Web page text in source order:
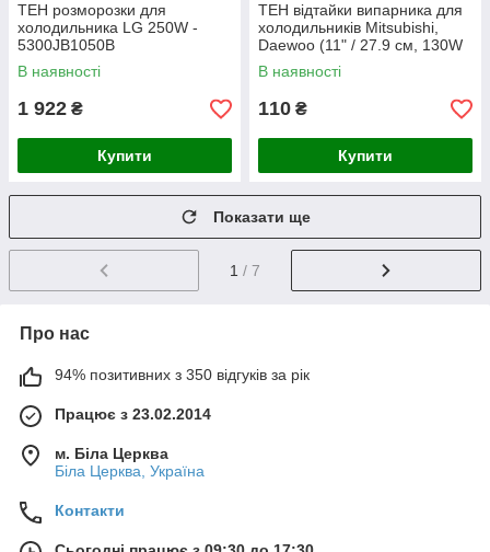
ТЕН розморозки для
холодильника LG 250W -
5300JB1050B
В наявності
1 922 ₴
Купити
ТЕН відтайки випарника для
холодильників Mitsubishi,
Daewoo (11" / 27.9 см, 130W
220V), скляний
В наявності
110 ₴
Купити
Показати ще
1 / 7
Про нас
94% позитивних з 350 відгуків за рік
Працює з 23.02.2014
м. Біла Церква
Біла Церква, Україна
Контакти